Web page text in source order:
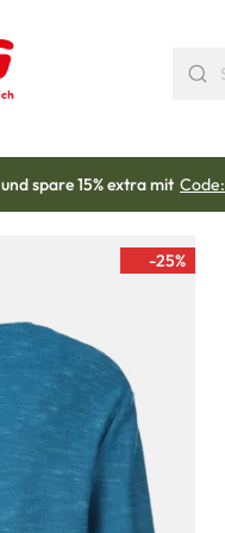
und spare 15% extra mit Code:
-25%